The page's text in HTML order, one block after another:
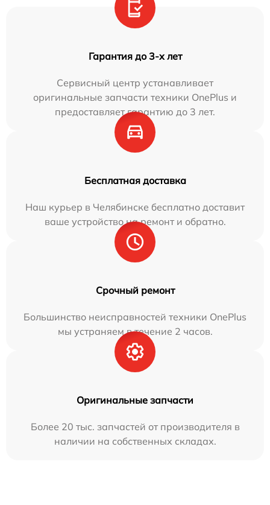
Гарантия до 3-х лет
Сервисный центр устанавливает
оригинальные запчасти техники OnePlus и
предоставляет гарантию до 3 лет.
Бесплатная доставка
Наш курьер в Челябинске бесплатно доставит
ваше устройство на ремонт и обратно.
Срочный ремонт
Большинство неисправностей техники OnePlus
мы устраняем в течение 2 часов.
Оригинальные запчасти
Более 20 тыс. запчастей от производителя в
наличии на собственных складах.